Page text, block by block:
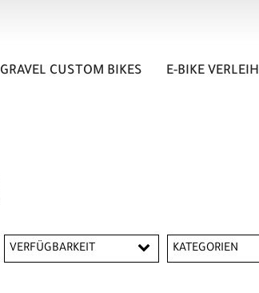
GRAVEL CUSTOM BIKES E-BIKE VERLEIH
VERFÜGBARKEIT KATEGORIEN